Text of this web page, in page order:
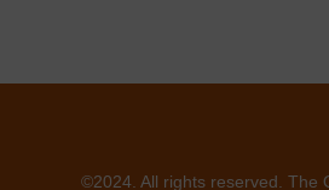
©2024. All rights reserved. The